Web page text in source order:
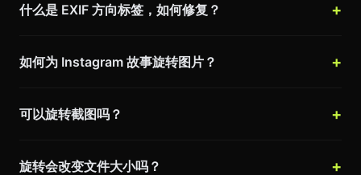
什么是 EXIF 方向标签，如何修复？
如何为 Instagram 故事旋转图片？
可以旋转截图吗？
旋转会改变文件大小吗？